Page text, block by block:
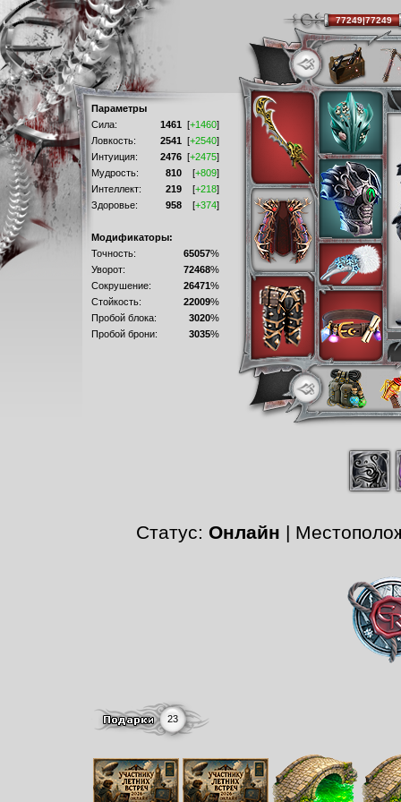
Параметры
Сила:
1461 [+1460]
Ловкость:
2541 [+2540]
Интуиция:
2476 [+2475]
Мудрость:
810 [+809]
Интеллект:
219 [+218]
Здоровье:
958 [+374]
Модификаторы:
Точность:
65057%
Уворот:
72468%
Сокрушение:
26471%
Стойкость:
22009%
Пробой блока:
3020%
Пробой брони:
3035%
Статус: Онлайн |
23
77249|77249